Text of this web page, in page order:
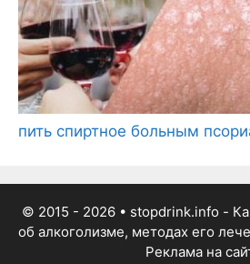
пить спиртное больным
© 2015 - 2026• stopdrink.info -
об алкоголизме, методах его
Реклама на